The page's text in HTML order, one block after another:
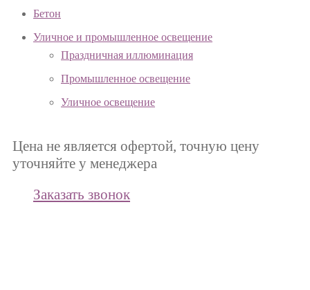
Бетон
Уличное и промышленное освещение
Праздничная иллюминация
Промышленное освещение
Уличное освещение
Цена не является офертой, точную цену
уточняйте у менеджера
Заказать звонок